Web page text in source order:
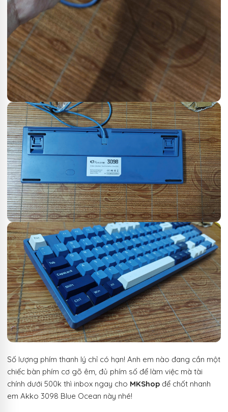
Số lượng phím thanh lý chỉ có hạn! Anh em nào đang cần một
chiếc bàn phím cơ gõ êm, đủ phím số để làm việc mà tài
chính dưới 500k thì inbox ngay cho MKShop để chốt nhanh
em Akko 3098 Blue Ocean này nhé!